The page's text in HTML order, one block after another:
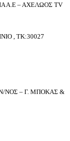
Α.Ε – ΑΧΕΛΩΟΣ TV
, ΤΚ:30027
ΝΟΣ – Γ. ΜΠΟΚΑΣ &